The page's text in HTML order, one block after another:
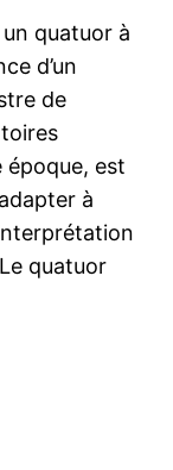
quatuor à
d’un
de
époque, est
à
quatuor